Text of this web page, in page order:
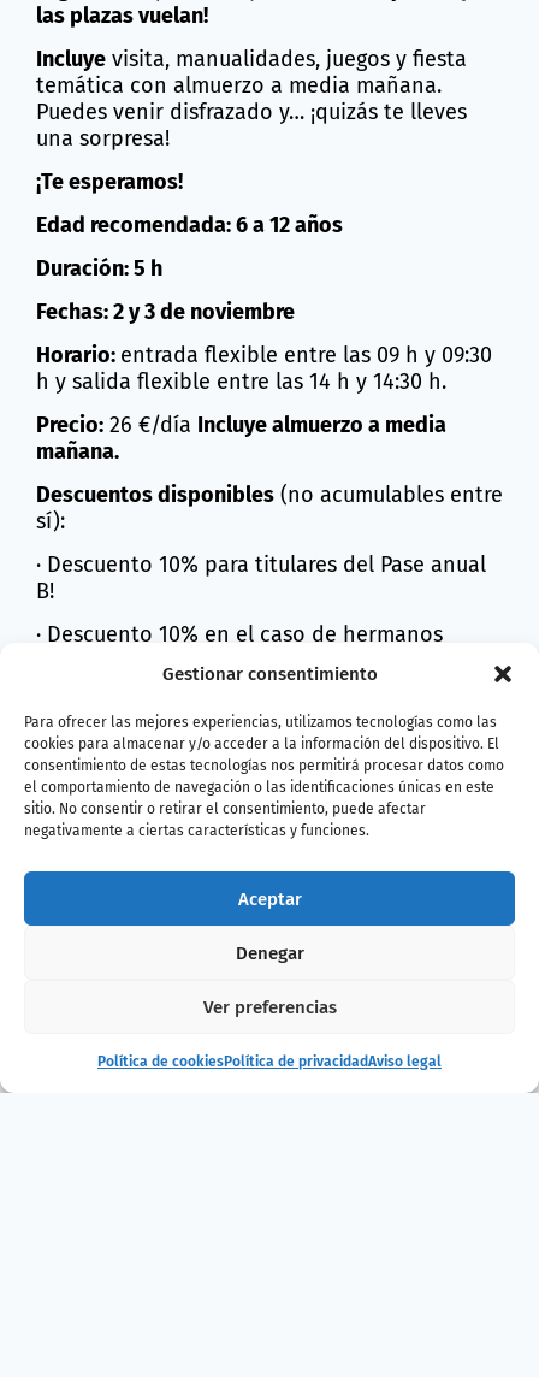
Gestionar consentimiento
Para ofrecer las mejores experiencias, utilizamos tecnologías como las
cookies para almacenar y/o acceder a la información del dispositivo. El
consentimiento de estas tecnologías nos permitirá procesar datos como
el comportamiento de navegación o las identificaciones únicas en este
sitio. No consentir o retirar el consentimiento, puede afectar
negativamente a ciertas características y funciones.
Aceptar
Denegar
Ver preferencias
Política de cookiesPolítica de privacidadAviso legal
las plazas vuelan!
Incluye visita, manualidades, juegos y fiesta
temática con almuerzo a media mañana.
Puedes venir disfrazado y… ¡quizás te lleves
una sorpresa!
¡Te esperamos!
Edad recomendada: 6 a 12 años
Duración: 5 h
Fechas: 2 y 3 de noviembre
Horario: entrada flexible entre las 09 h y 09:30
h y salida flexible entre las 14 h y 14:30 h.
Precio: 26 €/día Incluye almuerzo a media
mañana.
Descuentos disponibles (no acumulables entre
sí):
· Descuento 10% para titulares del Pase anual
B!
· Descuento 10% en el caso de hermanos